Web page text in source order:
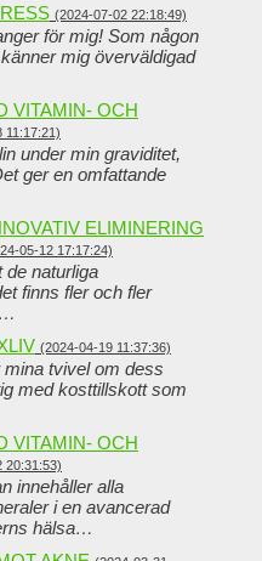
(2024-07-02 22:18:49)
för mig! Som någon
mig överväldigad
VITAMIN- OCH
11:17:21)
under min graviditet,
ger en omfattande
ELIMINERING
05-12 17:17:24)
de naturliga
finns fler och fler
(2024-04-19 11:37:36)
tvivel om dess
med kosttillskott som
VITAMIN- OCH
20:31:53)
innehåller alla
i en avancerad
hälsa…